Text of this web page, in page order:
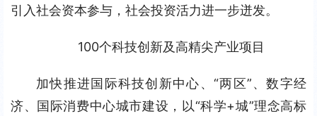
引入社会资本参与，社会投资活力进一步迸发。
100个科技创新及高精尖产业项目
加快推进国际科技创新中心、“两区”、数字经
济、国际消费中心城市建设，以“科学+城”理念高标